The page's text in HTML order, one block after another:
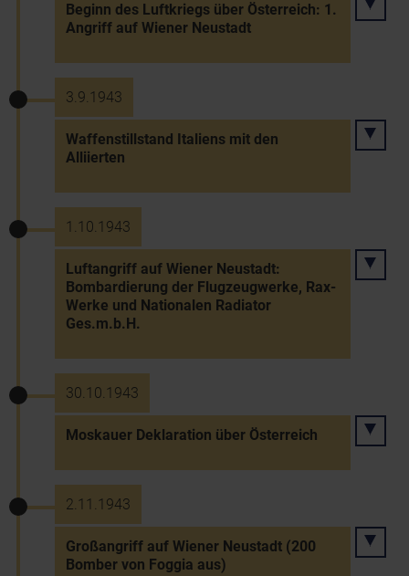
Beginn des Luftkriegs über Österreich: 1.
Angriff auf Wiener Neustadt
3.9.1943
Waffenstillstand Italiens mit den
Alliierten
1.10.1943
Luftangriff auf Wiener Neustadt:
Bombardierung der Flugzeugwerke, Rax-
Werke und Nationalen Radiator
Ges.m.b.H.
30.10.1943
Moskauer Deklaration über Österreich
2.11.1943
Großangriff auf Wiener Neustadt (200
Bomber von Foggia aus)